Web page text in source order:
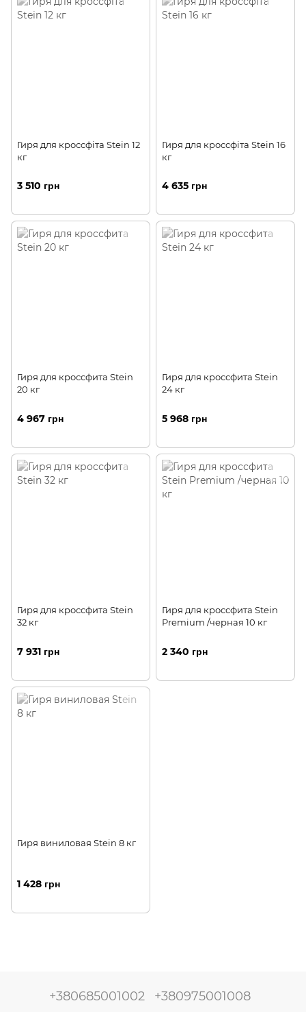
Гиря для кроссфіта Stein 12
кг
3 510 грн
Гиря для кроссфіта Stein 16
кг
4 635 грн
Гиря для кроссфита Stein
20 кг
4 967 грн
Гиря для кроссфита Stein
24 кг
5 968 грн
Гиря для кроссфита Stein
32 кг
7 931 грн
Гиря для кроссфита Stein
Premium /черная 10 кг
2 340 грн
Гиря виниловая Stein 8 кг
1 428 грн
+380685001002 +380975001008